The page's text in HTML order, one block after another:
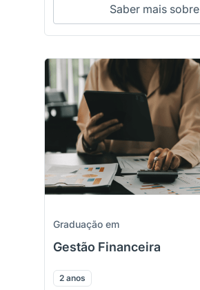
Saber mais sobre
Graduação em
Gestão Financeira
2 anos